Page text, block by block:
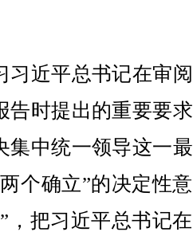
近平总书记在审
告时提出的重要要
集中统一领导这一
个确立”的决定性
，把习近平总书记